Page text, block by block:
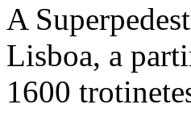
A
Lisboa, a
1600